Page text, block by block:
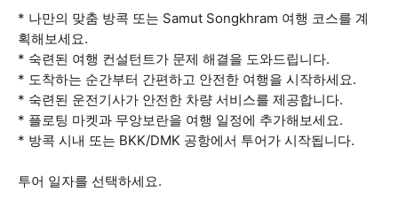
* 나만의 맞춤 방콕 또는 Samut Songkhram 여행 코스를 계
획해보세요.
* 숙련된 여행 컨설턴트가 문제 해결을 도와드립니다.
* 도착하는 순간부터 간편하고 안전한 여행을 시작하세요.
* 숙련된 운전기사가 안전한 차량 서비스를 제공합니다.
* 플로팅 마켓과 무앙보란을 여행 일정에 추가해보세요.
* 방콕 시내 또는 BKK/DMK 공항에서 투어가 시작됩니다.
투어 일자를 선택하세요.